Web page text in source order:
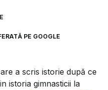
PE GOOGLE
a scris istorie după ce
istoria gimnasticii la